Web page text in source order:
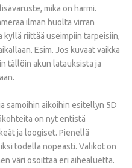
mikä on harmi.
ilman huolta virran
kyllä riittää useimpiin tarpeisiin,
Esim. Jos kuvaat vaikka
tällöin akun latauksista ja
samoihin aikoihin esitellyn 5D
on nyt entistä
ja loogiset. Pienellä
todella nopeasti. Valikot on
väri osoittaa eri aihealuetta.